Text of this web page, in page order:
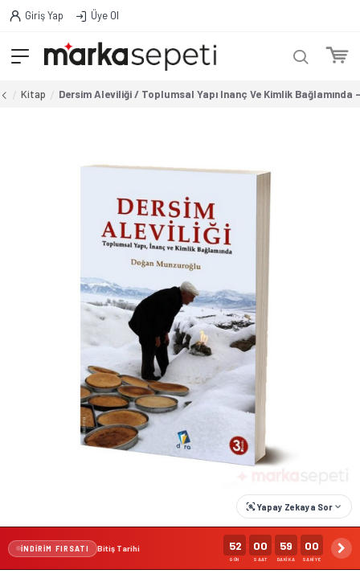
Giriş Yap Üye Ol
Kitap Dersim Aleviliği / Toplumsal Yapı Inanç Ve Kimlik Bağlamında
Yapay Zekaya Sor
İNDİRİM FIRSATI Bitiş Tarihi 52
GÜN
: 00
SAAT
: 58
DAKİKA
: 59
SANİYE